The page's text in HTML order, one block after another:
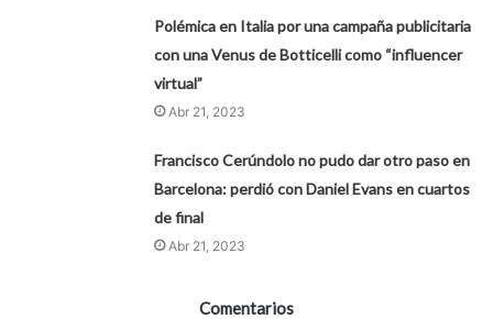
Polémica en Italia por una campaña publicitaria
con una Venus de Botticelli como “influencer
virtual”
Abr 21, 2023
Francisco Cerúndolo no pudo dar otro paso en
Barcelona: perdió con Daniel Evans en cuartos
de final
Abr 21, 2023
Comentarios